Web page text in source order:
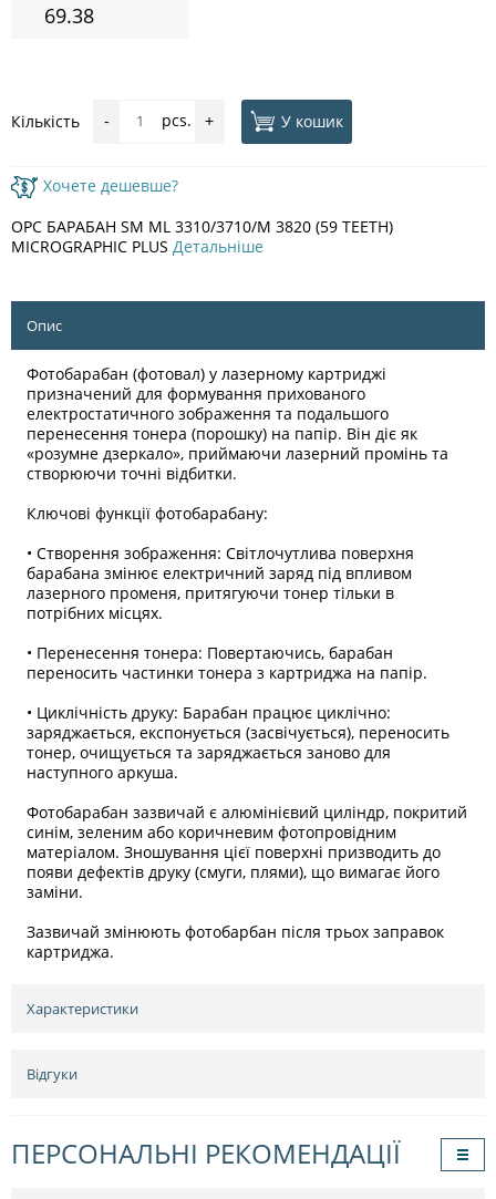
69.38
Кількість - pcs. + У кошик
Хочете дешевше?
OPC БАРАБАН SM ML 3310/3710/M 3820 (59 TEETH)
MICROGRAPHIC PLUS Детальніше
Опис
Фотобарабан (фотовал) у лазерному картриджі
призначений для формування прихованого
електростатичного зображення та подальшого
перенесення тонера (порошку) на папір. Він діє як
«розумне дзеркало», приймаючи лазерний промінь та
створюючи точні відбитки.
Ключові функції фотобарабану:
• Створення зображення: Світлочутлива поверхня
барабана змінює електричний заряд під впливом
лазерного променя, притягуючи тонер тільки в
потрібних місцях.
• Перенесення тонера: Повертаючись, барабан
переносить частинки тонера з картриджа на папір.
• Циклічність друку: Барабан працює циклічно:
заряджається, експонується (засвічується), переносить
тонер, очищується та заряджається заново для
наступного аркуша.
Фотобарабан зазвичай є алюмінієвий циліндр, покритий
синім, зеленим або коричневим фотопровідним
матеріалом. Зношування цієї поверхні призводить до
появи дефектів друку (смуги, плями), що вимагає його
заміни.
Зазвичай змінюють фотобарбан після трьох заправок
картриджа.
Характеристики
Відгуки
ПЕРСОНАЛЬНІ РЕКОМЕНДАЦІЇ